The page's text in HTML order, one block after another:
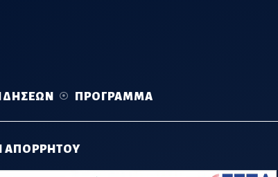
ΠΡΌΓΡΑΜΜΑ
ΑΠΟΡΡΗΤΟΥ